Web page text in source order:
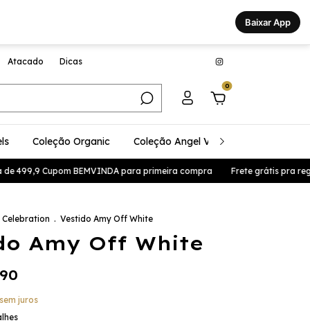
Baixar App
Atacado Dicas
0
Coleção Organic Coleção Angel Vibes
Cupom BEMVINDA para primeira compra Frete grátis pra região
. Vestido Amy Off White
Amy Off White
sem juros